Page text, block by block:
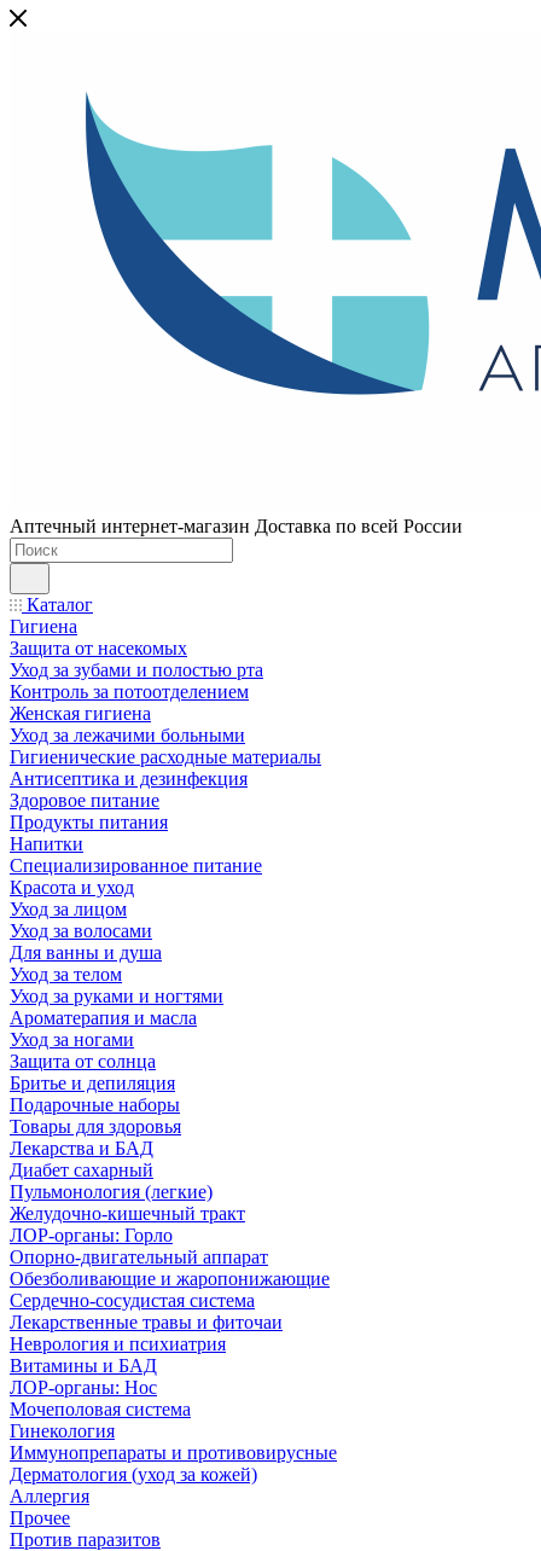
Аптечный интернет-магазин Доставка по всей России
Каталог
Гигиена
Защита от насекомых
Уход за зубами и полостью рта
Контроль за потоотделением
Женская гигиена
Уход за лежачими больными
Гигиенические расходные материалы
Антисептика и дезинфекция
Здоровое питание
Продукты питания
Напитки
Специализированное питание
Красота и уход
Уход за лицом
Уход за волосами
Для ванны и душа
Уход за телом
Уход за руками и ногтями
Ароматерапия и масла
Уход за ногами
Защита от солнца
Бритье и депиляция
Подарочные наборы
Товары для здоровья
Лекарства и БАД
Диабет сахарный
Пульмонология (легкие)
Желудочно-кишечный тракт
ЛОР-органы: Горло
Опорно-двигательный аппарат
Обезболивающие и жаропонижающие
Сердечно-сосудистая система
Лекарственные травы и фиточаи
Неврология и психиатрия
Витамины и БАД
ЛОР-органы: Нос
Мочеполовая система
Гинекология
Иммунопрепараты и противовирусные
Дерматология (уход за кожей)
Аллергия
Прочее
Против паразитов